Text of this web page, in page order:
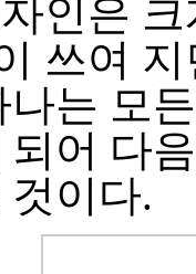
인은
쓰여
나는 모
어 다
것이다.